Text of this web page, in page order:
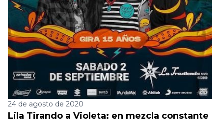
24 de agosto de 2020
Lila Tirando a Violeta: en mezcla constante